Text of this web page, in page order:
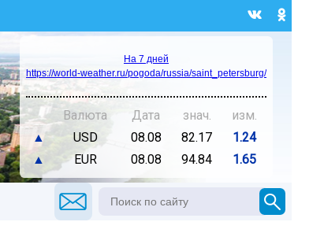
На 7 дней
https://world-weather.ru/pogoda/russia/saint_petersburg/
Валюта Дата знач.
изм.
▲
USD 08.08 82.17
1.24
▲
EUR 08.08 94.84 1.65